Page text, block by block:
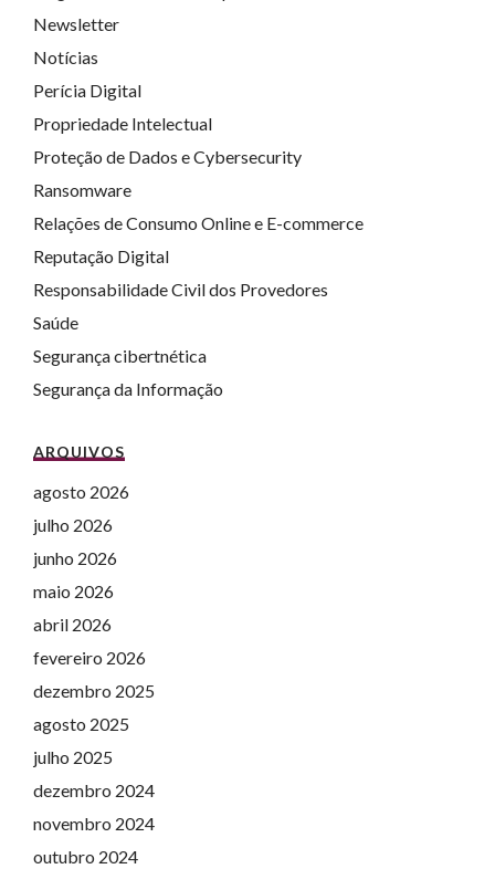
Newsletter
Notícias
Perícia Digital
Propriedade Intelectual
Proteção de Dados e Cybersecurity
Ransomware
Relações de Consumo Online e E-commerce
Reputação Digital
Responsabilidade Civil dos Provedores
Saúde
Segurança cibertnética
Segurança da Informação
ARQUIVOS
agosto 2026
julho 2026
junho 2026
maio 2026
abril 2026
fevereiro 2026
dezembro 2025
agosto 2025
julho 2025
dezembro 2024
novembro 2024
outubro 2024